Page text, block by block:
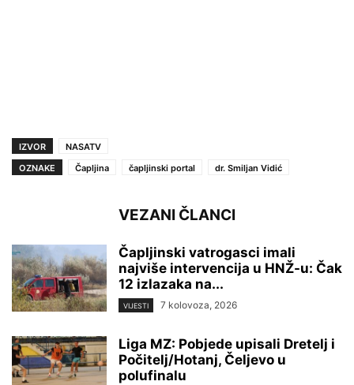
IZVOR
NASATV
OZNAKE
Čapljina čapljinski portal dr. Smiljan Vidić
VEZANI ČLANCI
Čapljinski vatrogasci imali
najviše intervencija u HNŽ-u: Čak
12 izlazaka na...
VIJESTI 7 kolovoza, 2026
Liga MZ: Pobjede upisali Dretelj i
Počitelj/Hotanj, Čeljevo u
polufinalu